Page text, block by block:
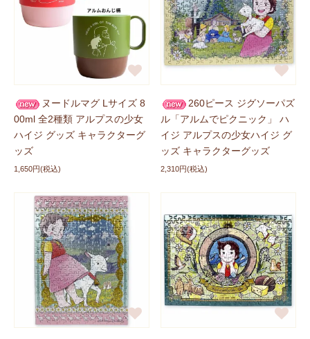
コ柄」が登場しました！ぜひチェックしてくださいね。
2026/05/28 新商品に追加しました
POPEE the ぱフォーマーグッズに「ぬいぐるみマスコ
ット」、「ぬいぐるみ」が登場しました！ぜひチェック
してくださいね。
新商品に追加しました
ハイジグッズに 「木製スプーン」、「木製スタンド」
2026/05/22 新商品に追加しました
ハイジxモンチッチグッズに
「アンブレラチャーム（全6
種）（シークレット）」
「ミニフェイスタオル」が登
場しました！ぜひチェックしてくださいね。
2026/05/22 新商品に追加しました
ヌードルマグ Lサイズ 8
00ml 全2種類 アルプスの少女
ハイジ グッズ キャラクターグ
ッズ
1,650円(税込)
260ピース ジグソーパズ
ル「アルムでピクニック」 ハ
イジ アルプスの少女ハイジ グ
ッズ キャラクターグッズ
2,310円(税込)